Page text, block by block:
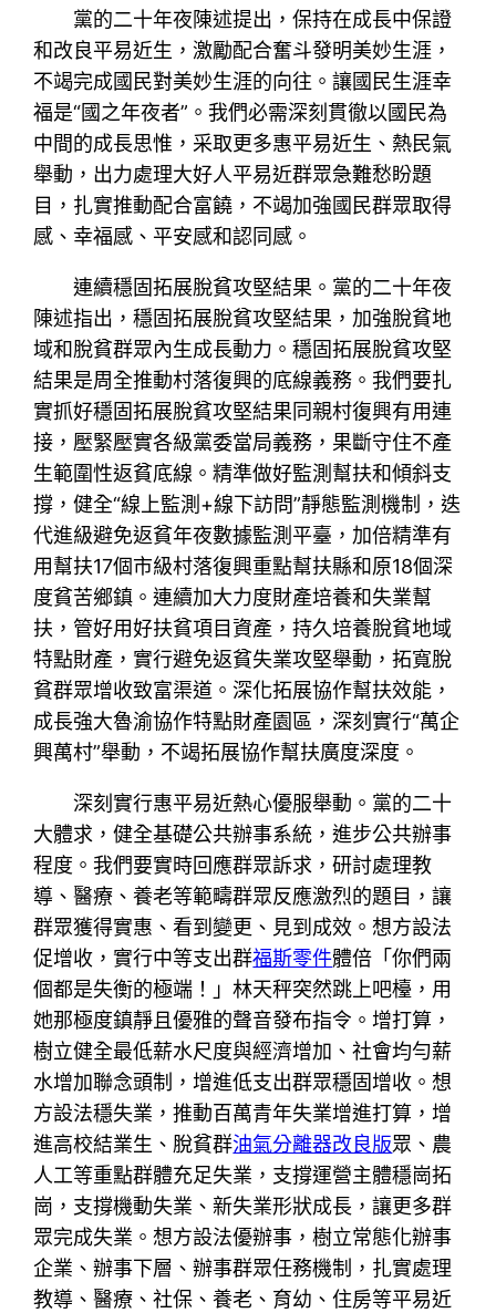
黨的二十年夜陳述提出，保持在成長中保證
和改良平易近生，激勵配合奮斗發明美妙生涯，
不竭完成國民對美妙生涯的向往。讓國民生涯幸
福是“國之年夜者”。我們必需深刻貫徹以國民為
中間的成長思惟，采取更多惠平易近生、熱民氣
舉動，出力處理大好人平易近群眾急難愁盼題
目，扎實推動配合富饒，不竭加強國民群眾取得
感、幸福感、平安感和認同感。
連續穩固拓展脫貧攻堅結果。黨的二十年夜
陳述指出，穩固拓展脫貧攻堅結果，加強脫貧地
域和脫貧群眾內生成長動力。穩固拓展脫貧攻堅
結果是周全推動村落復興的底線義務。我們要扎
實抓好穩固拓展脫貧攻堅結果同親村復興有用連
接，壓緊壓實各級黨委當局義務，果斷守住不產
生範圍性返貧底線。精準做好監測幫扶和傾斜支
撐，健全“線上監測+線下訪問”靜態監測機制，迭
代進級避免返貧年夜數據監測平臺，加倍精準有
用幫扶17個市級村落復興重點幫扶縣和原18個深
度貧苦鄉鎮。連續加大力度財產培養和失業幫
扶，管好用好扶貧項目資產，持久培養脫貧地域
特點財產，實行避免返貧失業攻堅舉動，拓寬脫
貧群眾增收致富渠道。深化拓展協作幫扶效能，
成長強大魯渝協作特點財產園區，深刻實行“萬企
興萬村”舉動，不竭拓展協作幫扶廣度深度。
深刻實行惠平易近熱心優服舉動。黨的二十
大體求，健全基礎公共辦事系統，進步公共辦事
程度。我們要實時回應群眾訴求，研討處理教
導、醫療、養老等範疇群眾反應激烈的題目，讓
群眾獲得實惠、看到變更、見到成效。想方設法
促增收，實行中等支出群福斯零件體倍「你們兩
個都是失衡的極端！」林天秤突然跳上吧檯，用
她那極度鎮靜且優雅的聲音發布指令。增打算，
樹立健全最低薪水尺度與經濟增加、社會均勻薪
水增加聯念頭制，增進低支出群眾穩固增收。想
方設法穩失業，推動百萬青年失業增進打算，增
進高校結業生、脫貧群油氣分離器改良版眾、農
人工等重點群體充足失業，支撐運營主體穩崗拓
崗，支撐機動失業、新失業形狀成長，讓更多群
眾完成失業。想方設法優辦事，樹立常態化辦事
企業、辦事下層、辦事群眾任務機制，扎實處理
教導、醫療、社保、養老、育幼、住房等平易近